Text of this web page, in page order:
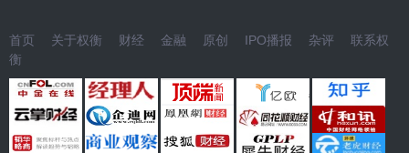
首页 关于权衡 财经 金融 原创 IPO播报 杂评
联系权
衡